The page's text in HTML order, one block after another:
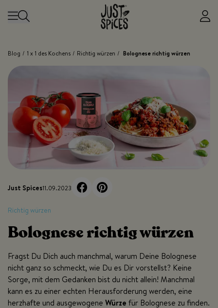
Blog / 1 x 1 des Kochens / Richtig würzen / Bolognese richtig würzen
Just Spices11.09.2023
Richtig würzen
Bolognese richtig würzen
Fragst Du Dich auch manchmal, warum Deine Bolognese
nicht ganz so schmeckt, wie Du es Dir vorstellst? Keine
Sorge, mit dem Gedanken bist du nicht allein! Manchmal
kann es zu einer echten Herausforderung werden, eine
herzhafte und ausgewogene Würze für Bolognese zu finden.